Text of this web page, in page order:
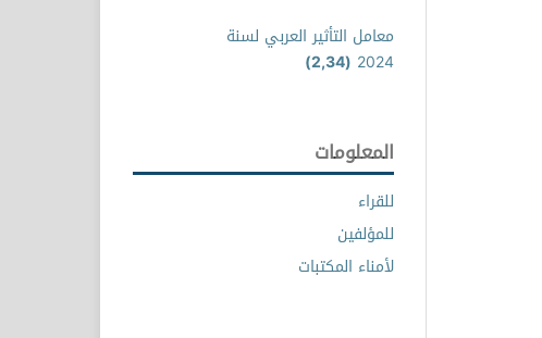
معامل التأثير العربي لسنة
2024
(2,34)
المعلومات
للقراء
للمؤلفين
لأمناء المكتبات